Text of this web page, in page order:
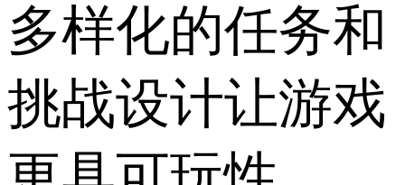
多样化的任务和
挑战设计让游戏